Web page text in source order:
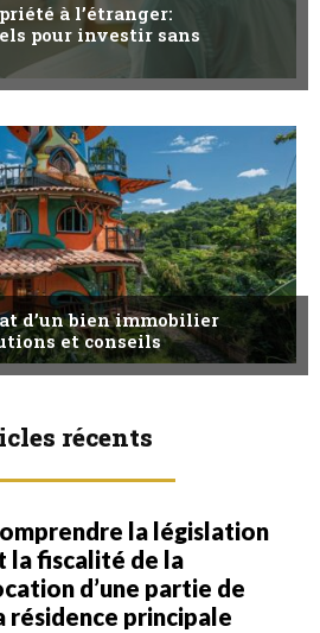
à l’étranger:
pour investir sans
d’un bien immobilier
et conseils
récents
la législation
la fiscalité de la
d’une partie de
résidence principale